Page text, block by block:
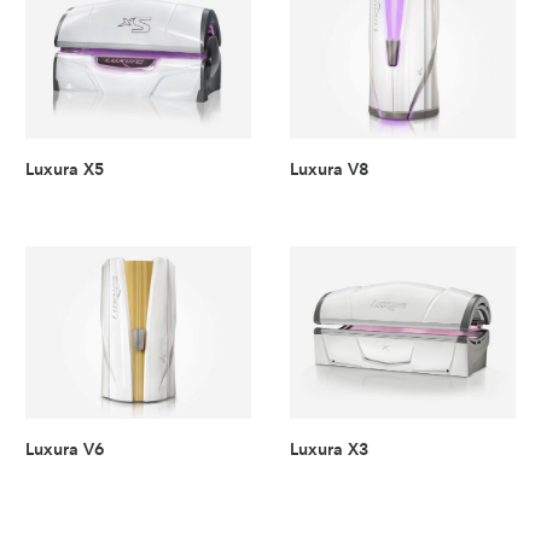
Luxura X5 Luxura V8
Luxura V6 Luxura X3